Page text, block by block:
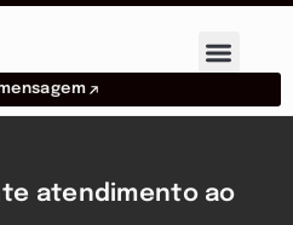
atendimento ao